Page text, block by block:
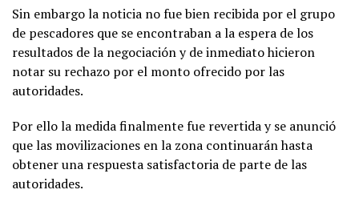
Sin embargo la noticia no fue bien recibida por el grupo
de pescadores que se encontraban a la espera de los
resultados de la negociación y de inmediato hicieron
notar su rechazo por el monto ofrecido por las
autoridades.
Por ello la medida finalmente fue revertida y se anunció
que las movilizaciones en la zona continuarán hasta
obtener una respuesta satisfactoria de parte de las
autoridades.